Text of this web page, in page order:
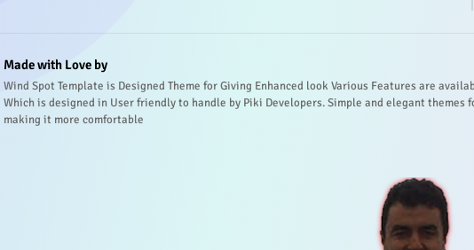
Made with Love by
Wind Spot Template is Designed Theme for Giving Enhanced look Various Features are
Which is designed in User friendly to handle by Piki Developers. Simple and elegant themes
making it more comfortable